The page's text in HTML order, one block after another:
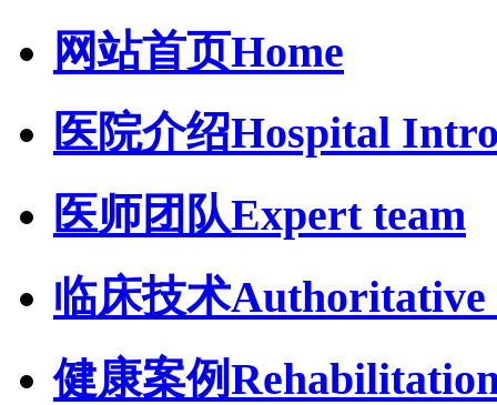
网站首页Home
医院介绍Hospital
医师团队Expert team
临床技术Authoritative
健康案例